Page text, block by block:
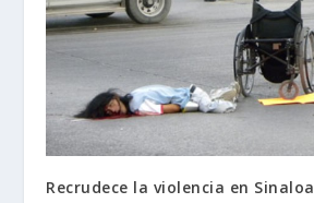
Recrudece la violencia en Sinaloa